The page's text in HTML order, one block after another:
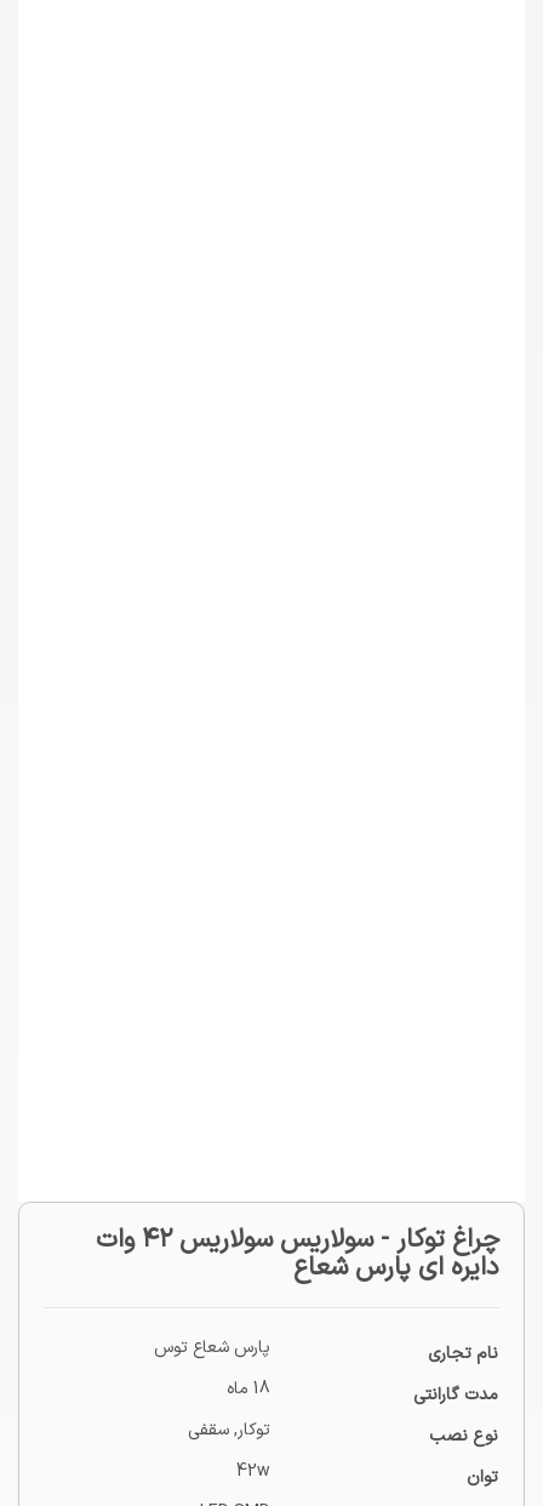
چراغ توکار - سولاریس سولاریس ۴۲ وات
دایره ای پارس شعاع
نام تجاری
پارس شعاع توس
مدت گارانتی
18 ماه
نوع نصب
توکار,سقفی
توان
42w